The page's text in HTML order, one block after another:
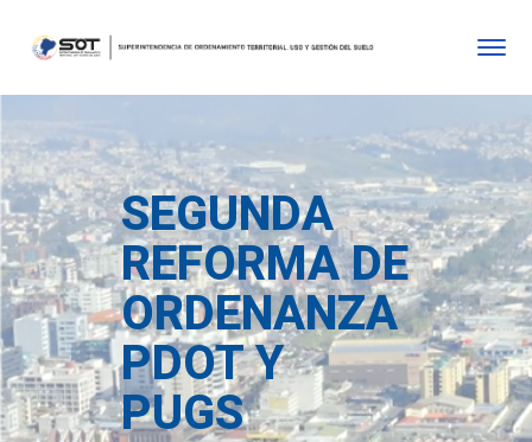
SEGUNDA
REFORMA DE
ORDENANZA
PDOT Y
PUGS